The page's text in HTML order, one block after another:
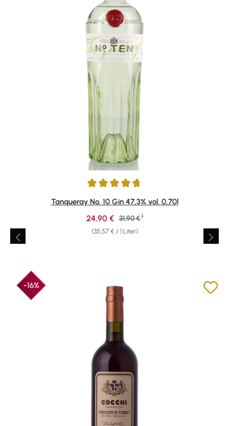
Durchschnittliche Bewertung von 4.85 von 5 Sternen
Tanqueray No. 10 Gin 47,3% vol. 0,70l
(35,57 € / 1 Liter)
Verkaufspreis:
24,90 € Regulärer Preis:
31,90 € 1
-16%